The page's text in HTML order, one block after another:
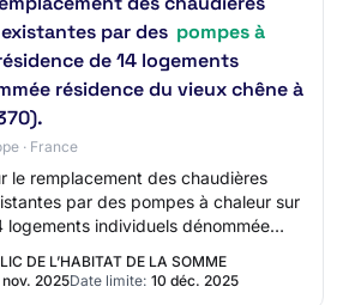
par des pompes à
de 14 logements
résidence du vieux chêne à
· France
le remplacement des chaudières
par des pompes à chaleur sur
logements individuels dénommée
DE L’HABITAT DE LA SOMME
nov. 2025Date limite: 10 déc. 2025